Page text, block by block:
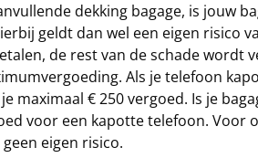
dekking bagage, is jouw
geldt dan wel een eigen risico
de rest van de schade wordt
Als je telefoon
maximaal € 250 vergoed. Is je
voor een kapotte telefoon. Voor
eigen risico.